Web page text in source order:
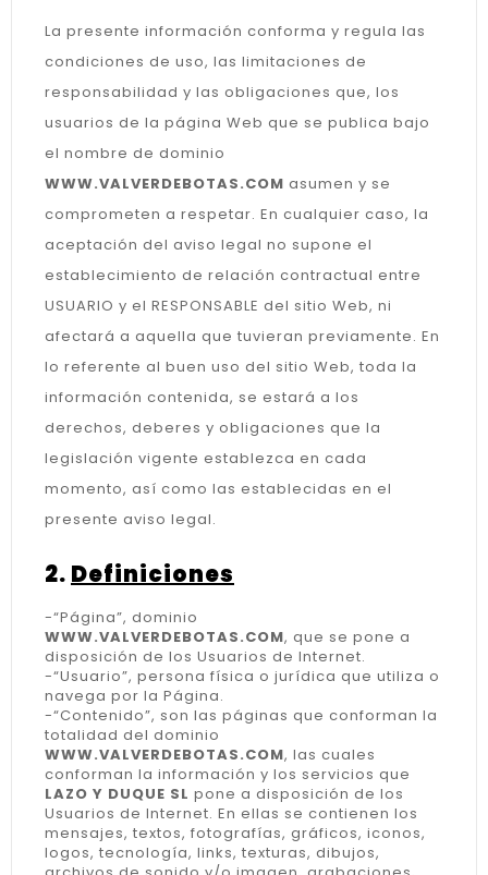
La presente información conforma y regula las
condiciones de uso, las limitaciones de
responsabilidad y las obligaciones que, los
usuarios de la página Web que se publica bajo
el nombre de dominio
WWW.VALVERDEBOTAS.COM asumen y se
comprometen a respetar. En cualquier caso, la
aceptación del aviso legal no supone el
establecimiento de relación contractual entre
USUARIO y el RESPONSABLE del sitio Web, ni
afectará a aquella que tuvieran previamente. En
lo referente al buen uso del sitio Web, toda la
información contenida, se estará a los
derechos, deberes y obligaciones que la
legislación vigente establezca en cada
momento, así como las establecidas en el
presente aviso legal.
2. Definiciones
-“Página”, dominio
WWW.VALVERDEBOTAS.COM, que se pone a
disposición de los Usuarios de Internet.
-“Usuario”, persona física o jurídica que utiliza o
navega por la Página.
-“Contenido”, son las páginas que conforman la
totalidad del dominio
WWW.VALVERDEBOTAS.COM, las cuales
conforman la información y los servicios que
LAZO Y DUQUE SL pone a disposición de los
Usuarios de Internet. En ellas se contienen los
mensajes, textos, fotografías, gráficos, iconos,
logos, tecnología, links, texturas, dibujos,